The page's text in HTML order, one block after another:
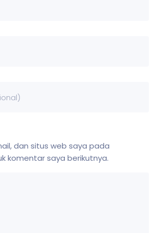
dan situs web saya pada
komentar saya berikutnya.